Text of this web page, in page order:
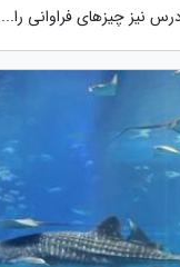
نیز چیزهای فراوانی را...